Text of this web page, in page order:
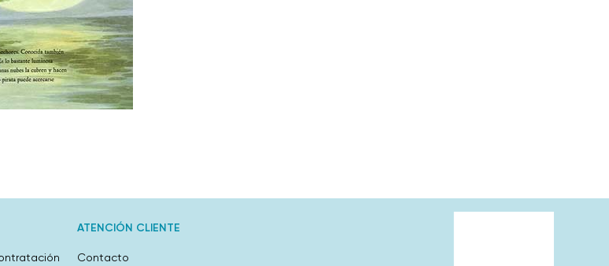
ATENCIÓN CLIENTE
Contacto